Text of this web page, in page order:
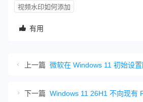
视频水印如何添加
有用
上一篇 微软在 Windows 11 初始设
下一篇